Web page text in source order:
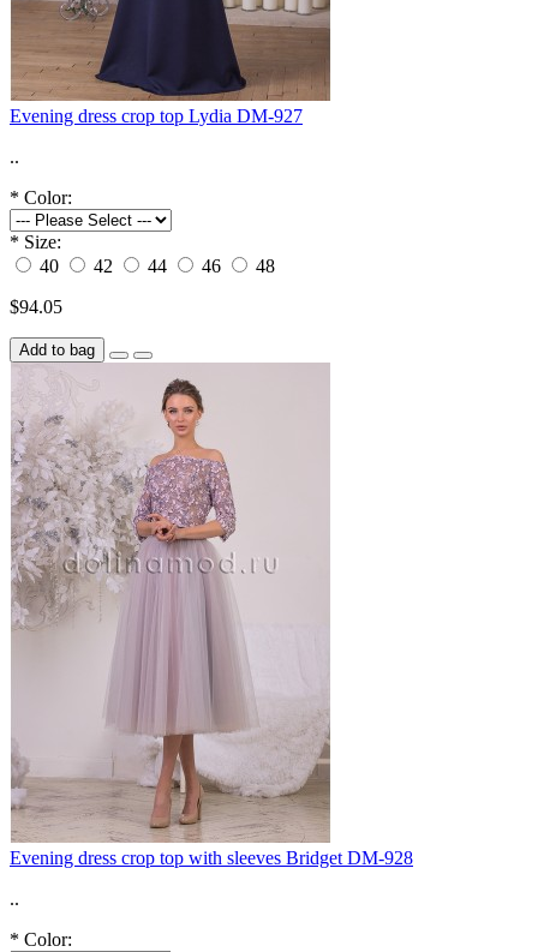
Evening dress crop top Lydia DM-927
..
* Color:
* Size:
40
42 44 46
48
$94.05
Add to bag
Evening dress crop top with sleeves Bridget DM-928
..
* Color: